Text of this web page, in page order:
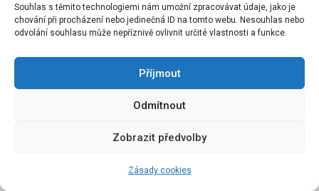
Souhlas s těmito technologiemi nám umožní zpracovávat údaje, jako je
chování při procházení nebo jedinečná ID na tomto webu. Nesouhlas nebo
odvolání souhlasu může nepříznivě ovlivnit určité vlastnosti a funkce.
Příjmout
Odmítnout
Zobrazit předvolby
Zásady cookies
jídelním lístkem, který obsahuje tradiční
české i mezinárodní pokrmy. Rádi Vám ho na
Také můžeme připravit na zakázku i jiné
pokrmy dle Vašeho přání.
css=”.vc_custom_1447339872567{padding-